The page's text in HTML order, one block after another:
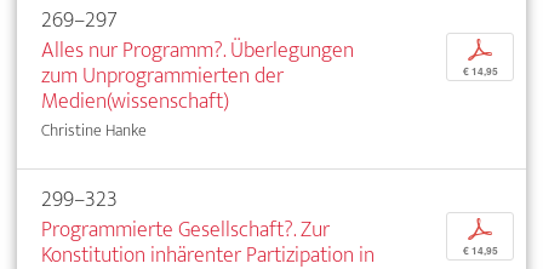
269–297
Alles nur Programm?. Überlegungen
zum Unprogrammierten der
Medien(wissenschaft)
Christine Hanke
p
€ 14,95
299–323
Programmierte Gesellschaft?. Zur
Konstitution inhärenter Partizipation in
p
€ 14,95